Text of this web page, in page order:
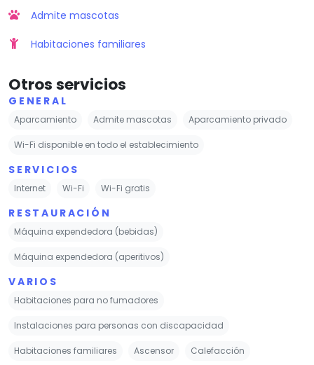
Admite mascotas
Habitaciones familiares
Otros servicios
GENERAL
Aparcamiento Admite mascotas Aparcamiento privado
Wi-Fi disponible en todo el establecimiento
SERVICIOS
Internet Wi-Fi Wi-Fi gratis
RESTAURACIÓN
Máquina expendedora (bebidas)
Máquina expendedora (aperitivos)
VARIOS
Habitaciones para no fumadores
Instalaciones para personas con discapacidad
Habitaciones familiares Ascensor Calefacción